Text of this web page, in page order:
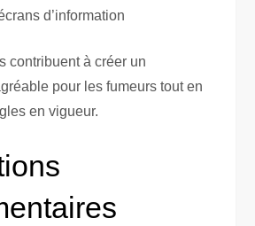
d’information
contribuent à créer un
pour les fumeurs tout en
en vigueur.